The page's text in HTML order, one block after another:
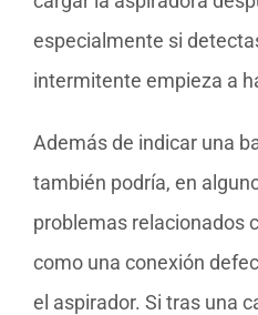
especialmente si
intermitente empieza a
Además de indicar una
también podría, en
problemas relacionados
como una conexión
el aspirador. Si tras una